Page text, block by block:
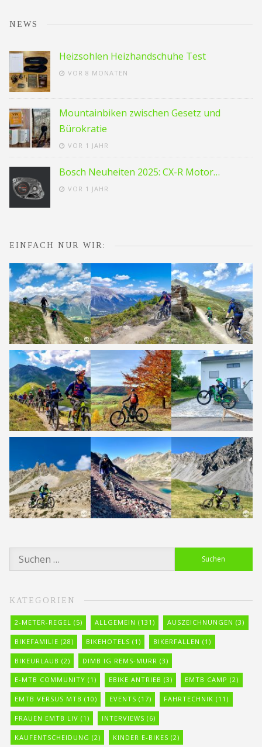
NEWS
Heizsohlen Heizhandschuhe Test
VOR 8 MONATEN
Mountainbiken zwischen Gesetz und
Bürokratie
VOR 1 JAHR
Bosch Neuheiten 2025: CX-R Motor…
VOR 1 JAHR
EINFACH NUR WIR:
Suchen
nach:
KATEGORIEN
2-METER-REGEL (5) ALLGEMEIN (131) AUSZEICHNUNGEN (3)
BIKEFAMILIE (28) BIKEHOTELS (1) BIKERFALLEN (1)
BIKEURLAUB (2) DIMB IG REMS-MURR (3)
E-MTB COMMUNITY (1) EBIKE ANTRIEB (3) EMTB CAMP (2)
EMTB VERSUS MTB (10) EVENTS (17) FAHRTECHNIK (11)
FRAUEN EMTB LIV (1) INTERVIEWS (6)
KAUFENTSCHEIDUNG (2) KINDER E-BIKES (2)